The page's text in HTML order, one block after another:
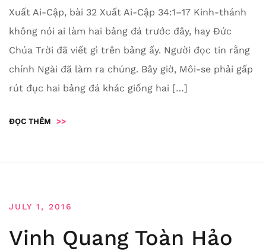
Xuất Ai-Cập, bài 32 Xuất Ai-Cập 34:1–17 Kinh-thánh
không nói ai làm hai bảng đá trước đây, hay Đức
Chúa Trời đã viết gì trên bảng ấy. Người đọc tin rằng
chính Ngài đã làm ra chúng. Bây giờ, Môi-se phải gấp
rút đục hai bảng đá khác giống hai […]
ĐỌC THÊM >>
JULY 1, 2016
Vinh Quang Toàn Hảo